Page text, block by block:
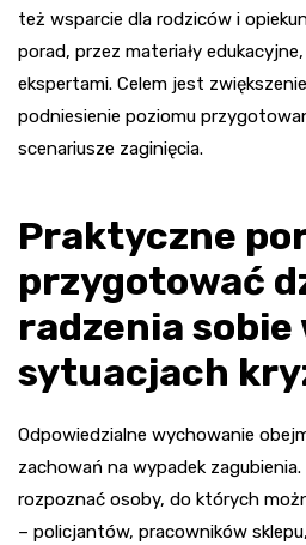
też wsparcie dla rodziców i
porad, przez materiały
ekspertami. Celem jest
podniesienie poziomu
scenariusze zaginięcia.
Praktyczne
przygotować
radzenia sobie
sytuacjach
Odpowiedzialne wychowanie
zachowań na wypadek
rozpoznać osoby, do których
– policjantów, pracowników